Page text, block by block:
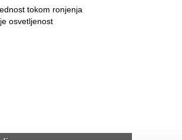
tokom ronjenja
osvetljenost